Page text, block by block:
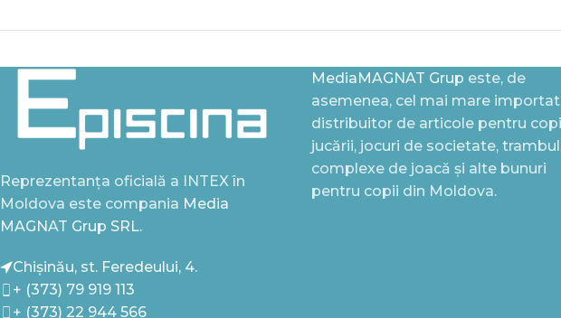
Reprezentanța oficială a INTEX în
Moldova este compania Media
MAGNAT Grup SRL.
Chișinău, st. Feredeului, 4.
+ (373) 79 919 113
+ (373) 22 944 566
MediaMAGNAT Grup este, de
asemenea, cel mai mare
distribuitor de articole pentru
jucării, jocuri de societate,
complexe de joacă și alte bunuri
pentru copii din Moldova.